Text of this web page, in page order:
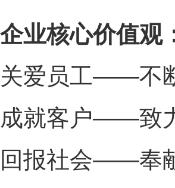
企业核心价值观
关爱员工——不
成就客户——致
回报社会——奉